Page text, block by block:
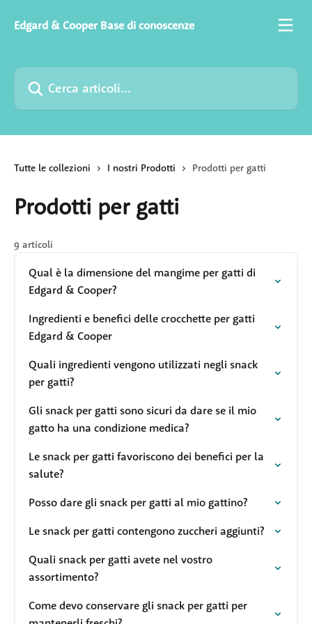
Edgard & Cooper Base di conoscenze
Cerca articoli…
Tutte le collezioni I nostri Prodotti Prodotti per gatti
Prodotti per gatti
9 articoli
Qual è la dimensione del mangime per gatti di
Edgard & Cooper?
Ingredienti e benefici delle crocchette per gatti
Edgard & Cooper
Quali ingredienti vengono utilizzati negli snack
per gatti?
Gli snack per gatti sono sicuri da dare se il mio
gatto ha una condizione medica?
Le snack per gatti favoriscono dei benefici per la
salute?
Posso dare gli snack per gatti al mio gattino?
Le snack per gatti contengono zuccheri aggiunti?
Quali snack per gatti avete nel vostro
assortimento?
Come devo conservare gli snack per gatti per